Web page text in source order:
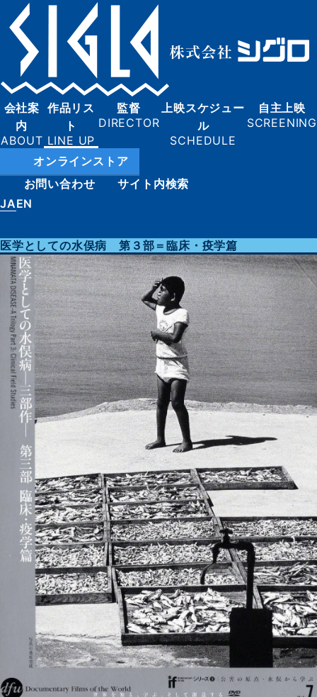
会社案
内
作品リス
ト
監督
上映スケジュー
ル
自主上映
オンラインストア
お問い合わせ
サイト内検索
JAEN
医学としての水俣病 第３部＝臨床・疫学篇